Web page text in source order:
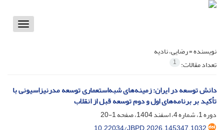
Toggle
نویسنده =رضایی، نادیه
تعداد مقالات: 1
دانش توسعه در ایران: زمینه‌های شبه‌استعماری توسعه مدرنیزاسیونی با
تأکید بر برنامه‌های اول و دوم توسعه قبل از انقلاب
دوره 1، شماره 4، اسفند 1404، صفحه
1-20